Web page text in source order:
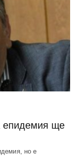
епидемия ще
но е